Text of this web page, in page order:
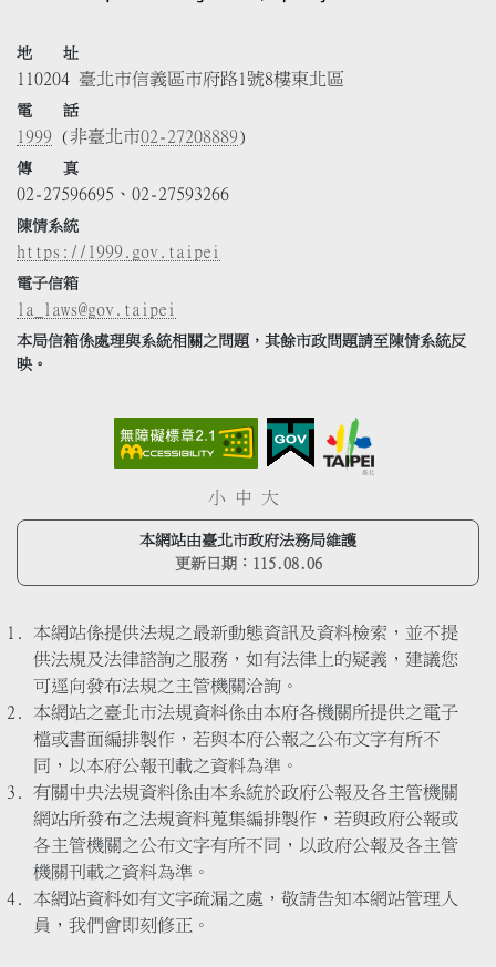
地 址
110204 臺北市信義區市府路1號8樓東北區
電 話
1999 (非臺北市02-27208889)
傳 真
02-27596695、02-27593266
陳情系統
https://1999.gov.taipei
電子信箱
la_laws@gov.taipei
本局信箱係處理與系統相關之問題，其餘市政問題請至陳情系統反
映。
小 中 大
本網站由臺北市政府法務局維護
更新日期： 115.08.06
本網站係提供法規之最新動態資訊及資料檢索，並不提
供法規及法律諮詢之服務，如有法律上的疑義，建議您
可逕向發布法規之主管機關洽詢。
本網站之臺北市法規資料係由本府各機關所提供之電子
檔或書面編排製作，若與本府公報之公布文字有所不
同，以本府公報刊載之資料為準。
有關中央法規資料係由本系統於政府公報及各主管機關
網站所發布之法規資料蒐集編排製作，若與政府公報或
各主管機關之公布文字有所不同，以政府公報及各主管
機關刊載之資料為準。
本網站資料如有文字疏漏之處，敬請告知本網站管理人
員，我們會即刻修正。